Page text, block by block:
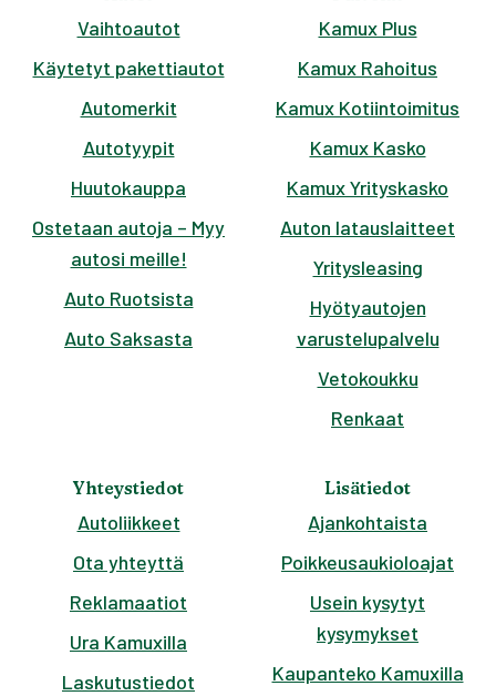
Vaihtoautot
Käytetyt pakettiautot
Automerkit
Autotyypit
Huutokauppa
Ostetaan autoja – Myy
autosi meille!
Auto Ruotsista
Auto Saksasta
Kamux Plus
Kamux Rahoitus
Kamux Kotiintoimitus
Kamux Kasko
Kamux Yrityskasko
Auton latauslaitteet
Yritysleasing
Hyötyautojen
varustelupalvelu
Vetokoukku
Renkaat
Yhteystiedot
Autoliikkeet
Ota yhteyttä
Reklamaatiot
Ura Kamuxilla
Laskutustiedot
Lisätiedot
Ajankohtaista
Poikkeusaukioloajat
Usein kysytyt
kysymykset
Kaupanteko Kamuxilla